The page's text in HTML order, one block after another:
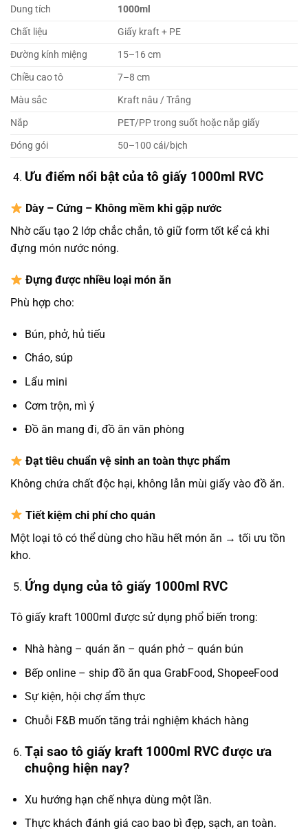
Dung tích
1000ml
Chất liệu
Giấy kraft + PE
Đường kính miệng
15–16 cm
Chiều cao tô
7–8 cm
Màu sắc
Kraft nâu / Trắng
Nắp
PET/PP trong suốt hoặc nắp giấy
Đóng gói
50–100 cái/bịch
Ưu điểm nổi bật của tô giấy 1000ml RVC
Dày – Cứng – Không mềm khi gặp nước
Nhờ cấu tạo 2 lớp chắc chắn, tô giữ form tốt kể cả khi
đựng món nước nóng.
Đựng được nhiều loại món ăn
Phù hợp cho:
Bún, phở, hủ tiếu
Cháo, súp
Lẩu mini
Cơm trộn, mì ý
Đồ ăn mang đi, đồ ăn văn phòng
Đạt tiêu chuẩn vệ sinh an toàn thực phẩm
Không chứa chất độc hại, không lẫn mùi giấy vào đồ ăn.
Tiết kiệm chi phí cho quán
Một loại tô có thể dùng cho hầu hết món ăn → tối ưu tồn
kho.
Ứng dụng của tô giấy 1000ml RVC
Tô giấy kraft 1000ml được sử dụng phổ biến trong:
Nhà hàng – quán ăn – quán phở – quán bún
Bếp online – ship đồ ăn qua GrabFood, ShopeeFood
Sự kiện, hội chợ ẩm thực
Chuỗi F&B muốn tăng trải nghiệm khách hàng
Tại sao tô giấy kraft 1000ml RVC được ưa
chuộng hiện nay?
Xu hướng hạn chế nhựa dùng một lần.
Thực khách đánh giá cao bao bì đẹp, sạch, an toàn.